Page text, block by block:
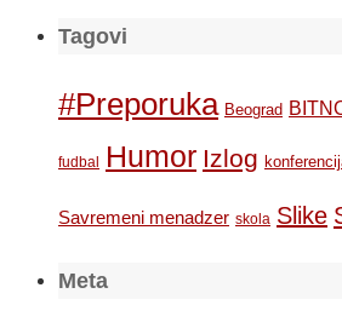
Tagovi
#Preporuka Beograd
fudbal Humor Izlog
Savremeni menadzer skola Slike
Meta